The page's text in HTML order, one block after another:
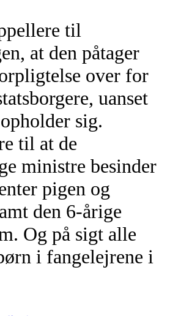
til
at den påtager
over for
uanset
sig.
til at de
ministre besinder
pigen og
den 6-årige
Og på sigt alle
i fangelejrene i